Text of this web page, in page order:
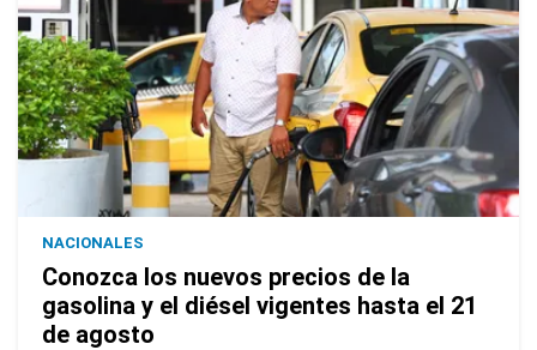
NACIONALES
Conozca los nuevos precios de la
gasolina y el diésel vigentes hasta el 21
de agosto